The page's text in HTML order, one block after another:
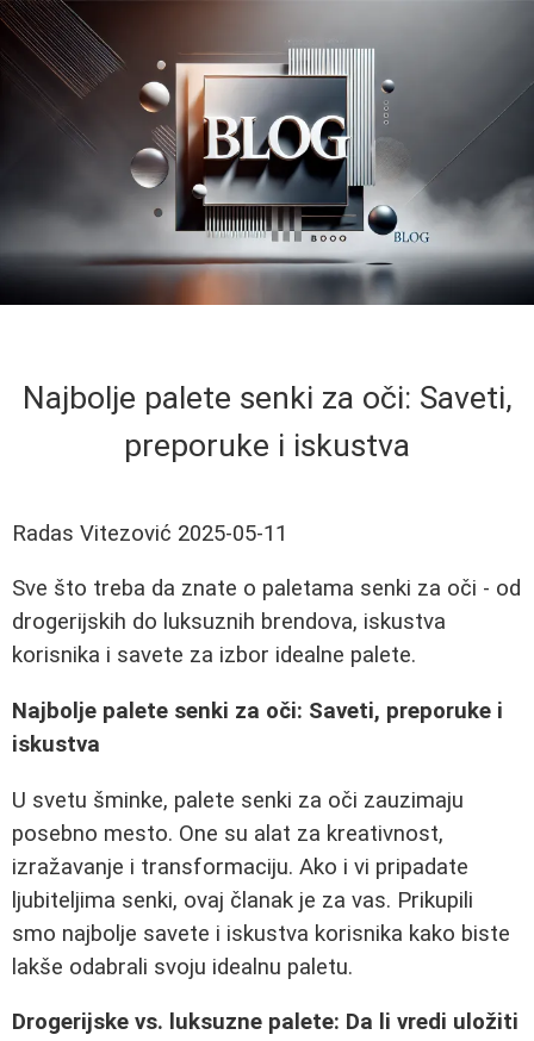
Najbolje palete senki za oči: Saveti,
preporuke i iskustva
Radas Vitezović 2025-05-11
Sve što treba da znate o paletama senki za oči - od
drogerijskih do luksuznih brendova, iskustva
korisnika i savete za izbor idealne palete.
Najbolje palete senki za oči: Saveti, preporuke i
iskustva
U svetu šminke, palete senki za oči zauzimaju
posebno mesto. One su alat za kreativnost,
izražavanje i transformaciju. Ako i vi pripadate
ljubiteljima senki, ovaj članak je za vas. Prikupili
smo najbolje savete i iskustva korisnika kako biste
lakše odabrali svoju idealnu paletu.
Drogerijske vs. luksuzne palete: Da li vredi uložiti